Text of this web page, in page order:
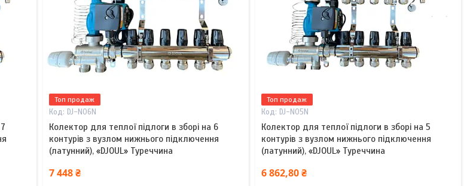
Топ продаж
DJ-N06N
Колектор для теплої підлоги в зборі на 6
контурів з вузлом нижнього підключення
(латунний), «DJOUL» Туреччина
7 448 ₴
Топ продаж
DJ-N05N
Колектор для теплої підлоги в зборі на 5
контурів з вузлом нижнього підключення
(латунний), «DJOUL» Туреччина
6 862,80 ₴